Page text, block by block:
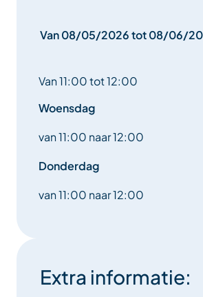
Van 08/05/2026 tot 08/06/
Van 11:00 tot 12:00
Woensdag
van 11:00 naar 12:00
Donderdag
van 11:00 naar 12:00
Extra informatie: